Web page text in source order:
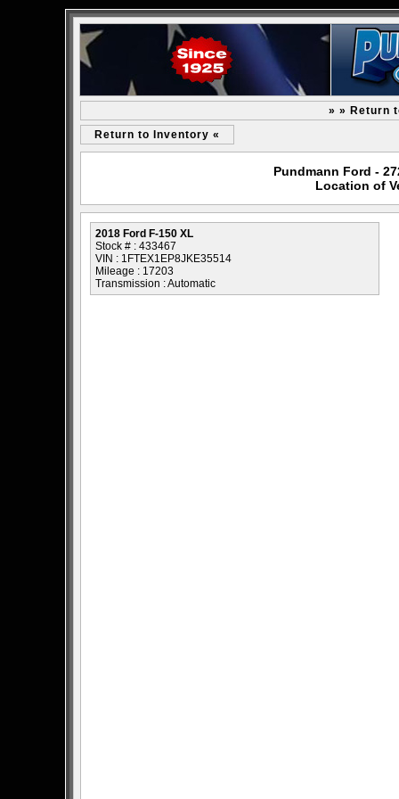
» » Return
Return to Inventory «
Pundmann Ford -
Location of
2018 Ford F-150 XL
Stock # : 433467
VIN : 1FTEX1EP8JKE35514
Mileage : 17203
Transmission : Automatic